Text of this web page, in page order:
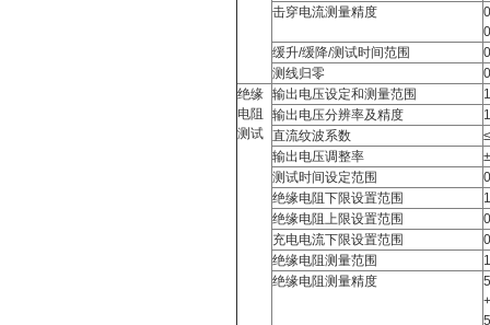
击穿电流测量精度
缓升/缓降/测试时间范围
测线归零
绝缘
电阻
测试
输出电压设定和测量范围
输出电压分辨率及精度
直流纹波系数
输出电压调整率
测试时间设定范围
绝缘电阻下限设置范围
绝缘电阻上限设置范围
充电电流下限设置范围
绝缘电阻测量范围
绝缘电阻测量精度